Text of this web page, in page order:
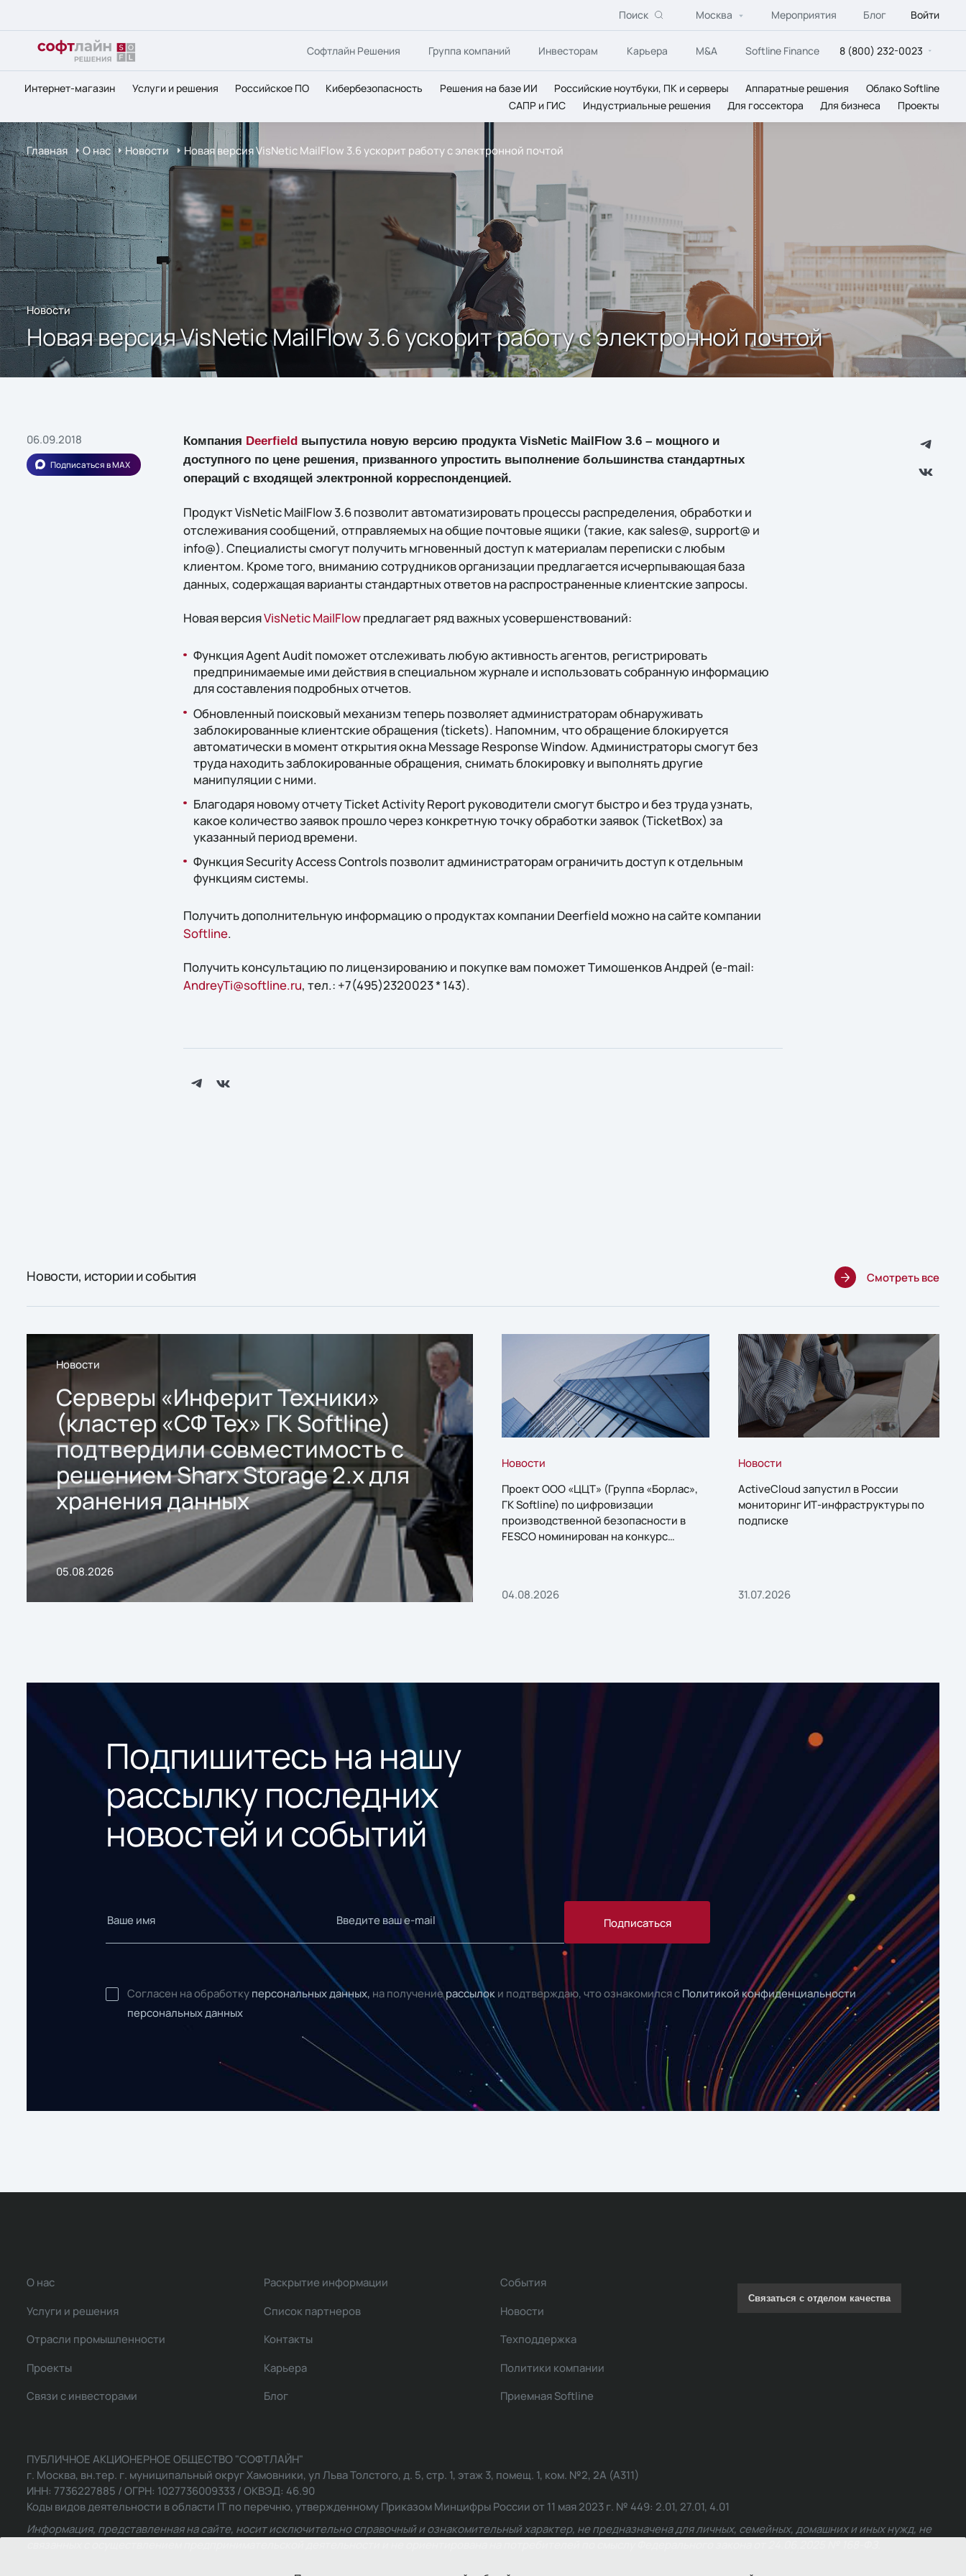
Поиск Москва Мероприятия Блог Войти
Софтлайн Решения Группа компаний Инвесторам Карьера M&A Softline Finance 8 (800) 232-0023
Интернет-магазин Услуги и решения Российское ПО Кибербезопасность Решения на базе ИИ Российские ноутбуки, ПК и серверы Аппаратные решения
Облако Softline
САПР и ГИС
Индустриальные решения Для госсектора Для бизнеса Проекты
Главная О нас Новости Новая версия VisNetic MailFlow 3.6 ускорит работу с электронной почтой
Новости
Новая версия VisNetic MailFlow 3.6 ускорит работу с электронной почтой
06.09.2018
Подписаться в MAX
Компания Deerfieldвыпустила новую версию продукта VisNetic MailFlow 3.6 – мощного и
доступного по цене решения, призванного упростить выполнение большинства стандартных
операций с входящей электронной корреспонденцией.
Продукт VisNetic MailFlow 3.6 позволит автоматизировать процессы распределения, обработки и
отслеживания сообщений, отправляемых на общие почтовые ящики (такие, как sales@, support@ и
info@). Специалисты смогут получить мгновенный доступ к материалам переписки с любым
клиентом. Кроме того, вниманию сотрудников организации предлагается исчерпывающая база
данных, содержащая варианты стандартных ответов на распространенные клиентские запросы.
Новая версияVisNetic MailFlowпредлагает ряд важных усовершенствований:
Функция Agent Audit поможет отслеживать любую активность агентов, регистрировать
предпринимаемые ими действия в специальном журнале и использовать собранную информацию
для составления подробных отчетов.
Обновленный поисковый механизм теперь позволяет администраторам обнаруживать
заблокированные клиентские обращения (tickets). Напомним, что обращение блокируется
автоматически в момент открытия окна Message Response Window. Администраторы смогут без
труда находить заблокированные обращения, снимать блокировку и выполнять другие
манипуляции с ними.
Благодаря новому отчету Ticket Activity Report руководители смогут быстро и без труда узнать,
какое количество заявок прошло через конкретную точку обработки заявок (TicketBox) за
указанный период времени.
Функция Security Access Controls позволит администраторам ограничить доступ к отдельным
функциям системы.
Получить дополнительную информацию о продуктах компании Deerfield можно на сайте компании
Softline.
Получить конcультацию по лицензированию и покупке вам поможет Тимошенков Андрей (e-mail:
AndreyTi@softline.ru, тел.: +7(495)2320023 * 143).
Новости, истории и события Смотреть все
Новости
Серверы «Инферит Техники»
(кластер «СФ Тех» ГК Softline)
подтвердили совместимость с
решением Sharx Storage 2.x для
хранения данных
05.08.2026
Новости
Проект ООО «ЦЦТ» (Группа «Борлас»,
ГК Softline) по цифровизации
производственной безопасности в
FESCO номинирован на конкурс
04.08.2026
Новости
ActiveCloud запустил в России
мониторинг ИТ-инфраструктуры по
подписке
31.07.2026
Подпишитесь на нашу
рассылку последних
новостей и событий
Подписаться
Согласен на обработку персональных данных, на получениерассылок и подтверждаю, что ознакомился с Политикой конфиденциальности
персональных данных
О нас
Услуги и решения
Отрасли промышленности
Проекты
Связи с инвесторами
Раскрытие информации
Список партнеров
Контакты
Карьера
Блог
События
Новости
Техподдержка
Политики компании
Приемная Softline
Связаться с отделом качества
ПУБЛИЧНОЕ АКЦИОНЕРНОЕ ОБЩЕСТВО "СОФТЛАЙН"
г. Москва, вн.тер. г. муниципальный округ Хамовники, ул Льва Толстого, д. 5, стр. 1, этаж 3, помещ. 1, ком. №2, 2А (А311)
ИНН: 7736227885 / ОГРН: 1027736009333 / ОКВЭД: 46.90
Коды видов деятельности в области IT по перечню, утвержденному Приказом Минцифры России от 11 мая 2023 г. № 449: 2.01, 27.01, 4.01
Информация, представленная на сайте, носит исключительно справочный и ознакомительный характер, не предназначена для личных, семейных, домашних и иных нужд, не